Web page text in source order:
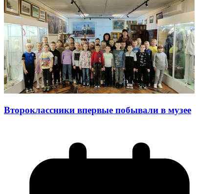
Второклассники впервые побывали в музее